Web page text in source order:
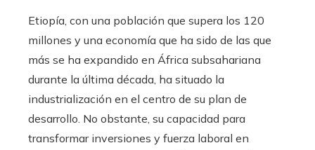
Etiopía, con una población que supera los 120
millones y una economía que ha sido de las que
más se ha expandido en África subsahariana
durante la última década, ha situado la
industrialización en el centro de su plan de
desarrollo. No obstante, su capacidad para
transformar inversiones y fuerza laboral en